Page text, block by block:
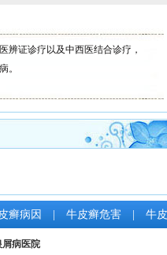
辨证诊疗以及中西医结合诊疗，
。
癣病因 牛皮癣危害 牛
屑病医院